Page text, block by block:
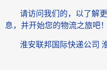
请访问我们的，以了解
息，并开始您的物流之旅吧！
淮安联邦国际快递公司